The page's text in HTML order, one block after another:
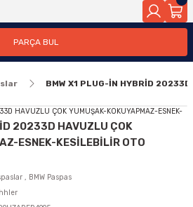
PARÇA BUL
BMW X1 PLUG-İN HYBRİD
20233D HAVUZLU ÇOK
ESNEK-KESİLEBİLİR OTO
, BMW Paspas